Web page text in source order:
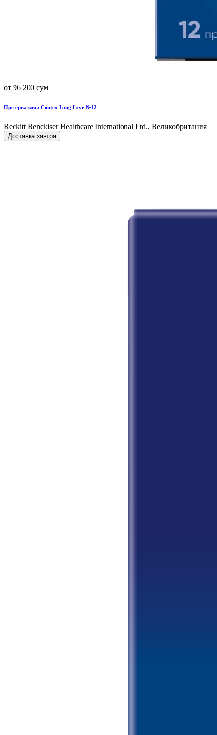
от 96 200 сум
Презервативы Contex Long Love №12
Reckitt Benckiser Healthcare International Ltd., Великобритания
Доставка завтра